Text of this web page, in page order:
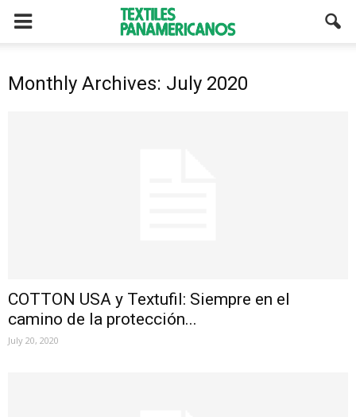
Monthly Archives: July 2020
COTTON USA y Textufil: Siempre en el
camino de la protección...
July 20, 2020